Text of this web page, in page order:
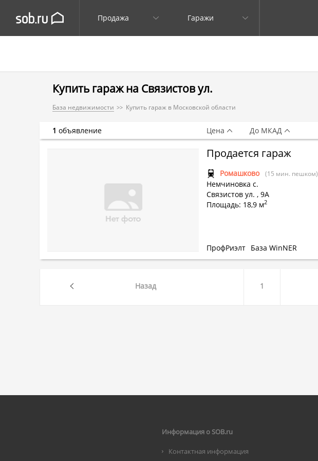
Продажа Гаражи
Купить гараж на Связистов ул.
База недвижимости Купить гараж в Московской области
Продается гараж
Ромашково (15 мин. пешком)
Немчиновка с.
Связистов ул. , 9А
Площадь: 18,9 м2
ПрофРиэлт База WinNER
1 объявление Цена До МКАД
Назад 1
Информация о SOB.ru
Контактная информация